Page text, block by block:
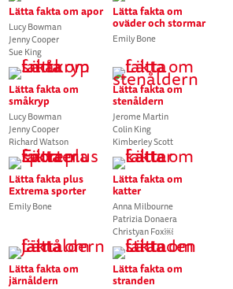
Lätta fakta om apor
Lucy Bowman
Jenny Cooper
Sue King
Lätta fakta om
oväder och stormar
Emily Bone
Lätta fakta om
småkryp
Lucy Bowman
Jenny Cooper
Richard Watson
Lätta fakta om
stenåldern
Jerome Martin
Colin King
Kimberley Scott
Lätta fakta plus
Extrema sporter
Emily Bone
Lätta fakta om
katter
Anna Milbourne
Patrizia Donaera
Christyan Fox￼
Lätta fakta om
järnåldern
Lätta fakta om
stranden